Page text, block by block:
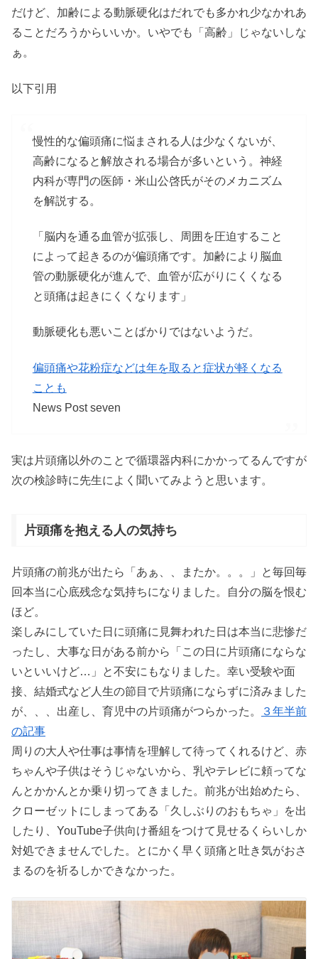
だけど、加齢による動脈硬化はだれでも多かれ少なかれあ
ることだろうからいいか。いやでも「高齢」じゃないしな
ぁ。
以下引用
慢性的な偏頭痛に悩まされる人は少なくないが、
高齢になると解放される場合が多いという。神経
内科が専門の医師・米山公啓氏がそのメカニズム
を解説する。
「脳内を通る血管が拡張し、周囲を圧迫すること
によって起きるのが偏頭痛です。加齢により脳血
管の動脈硬化が進んで、血管が広がりにくくなる
と頭痛は起きにくくなります」
動脈硬化も悪いことばかりではないようだ。
偏頭痛や花粉症などは年を取ると症状が軽くなる
ことも
News Post seven
実は片頭痛以外のことで循環器内科にかかってるんですが
次の検診時に先生によく聞いてみようと思います。
片頭痛を抱える人の気持ち
片頭痛の前兆が出たら「あぁ、、またか。。。」と毎回毎
回本当に心底残念な気持ちになりました。自分の脳を恨む
ほど。
楽しみにしていた日に頭痛に見舞われた日は本当に悲惨だ
ったし、大事な日がある前から「この日に片頭痛にならな
いといいけど…」と不安にもなりました。幸い受験や面
接、結婚式など人生の節目で片頭痛にならずに済みました
が、、、出産し、育児中の片頭痛がつらかった。
３年半前
の記事
周りの大人や仕事は事情を理解して待ってくれるけど、赤
ちゃんや子供はそうじゃないから、乳やテレビに頼ってな
んとかかんとか乗り切ってきました。前兆が出始めたら、
クローゼットにしまってある「久しぶりのおもちゃ」を出
したり、YouTube子供向け番組をつけて見せるくらいしか
対処できませんでした。とにかく早く頭痛と吐き気がおさ
まるのを祈るしかできなかった。